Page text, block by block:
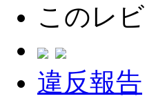
このレ
違反報告